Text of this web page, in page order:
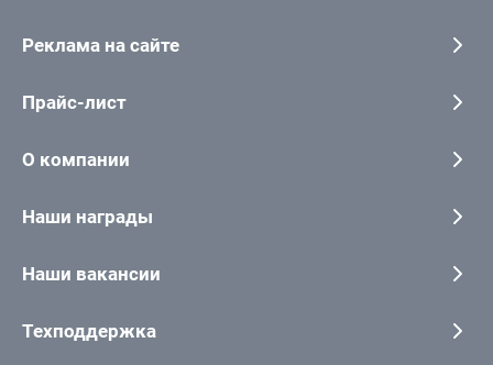
Реклама на сайте
Прайс-лист
О компании
Наши награды
Наши вакансии
Техподдержка